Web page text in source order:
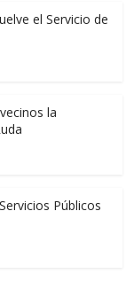
el Servicio de
la
Públicos